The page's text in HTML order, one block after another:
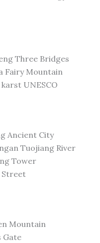
Three Bridges
Fairy Mountain
UNESCO
Ancient City
Tuojiang River
Tower
Street
Mountain
Gate